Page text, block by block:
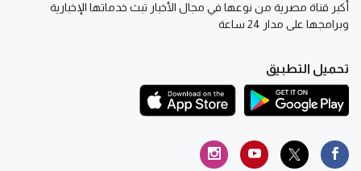
أكبر قناة مصرية من نوعها في مجال الأخبار تبث خدماتها الإخبارية
وبرامجها على مدار 24 ساعة
تحميل التطبيق